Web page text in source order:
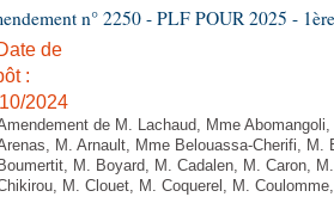
n° 2250 - PLF POUR 2025 -
de
:
2024
de M. Lachaud, Mme
M. Arnault, Mme Belouassa-Cherifi,
Boumertit, M. Boyard, M. Cadalen, M. Caron,
M. Clouet, M. Coquerel, M.